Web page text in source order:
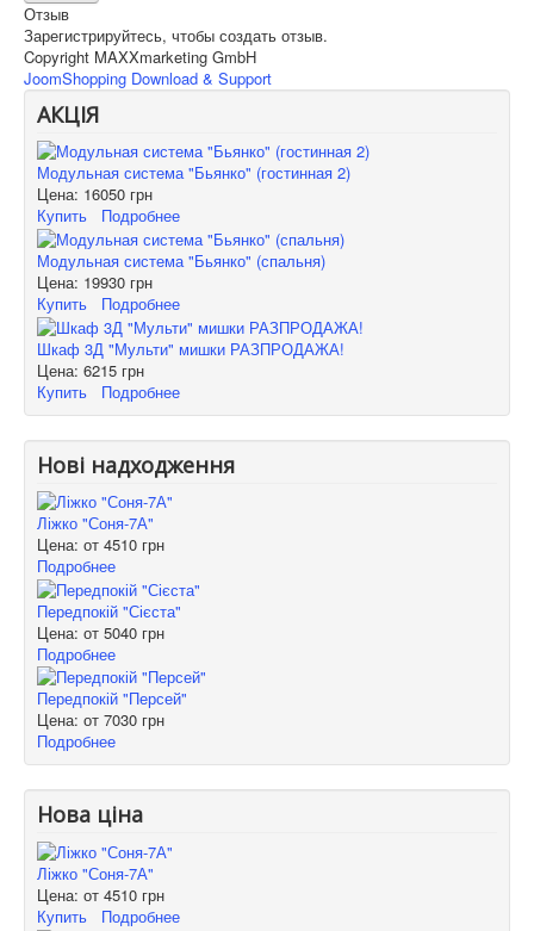
Отзыв
Зарегистрируйтесь, чтобы создать отзыв.
Copyright MAXXmarketing GmbH
JoomShopping Download & Support
АКЦІЯ
Модульная система "Бьянко" (гостинная 2)
Цена: 16050 грн
Купить
Подробнее
Модульная система "Бьянко" (спальня)
Цена: 19930 грн
Купить
Подробнее
Шкаф 3Д "Мульти" мишки РАЗПРОДАЖА!
Цена: 6215 грн
Купить
Подробнее
Нові надходження
Ліжко "Соня-7А"
Цена: от 4510 грн
Подробнее
Передпокій "Сієста"
Цена: от 5040 грн
Подробнее
Передпокій "Персей"
Цена: от 7030 грн
Подробнее
Нова ціна
Ліжко "Соня-7А"
Цена: от 4510 грн
Купить
Подробнее